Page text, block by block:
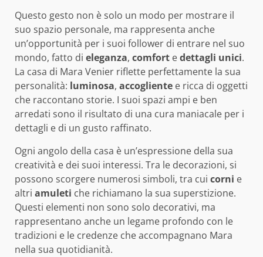
Questo gesto non è solo un modo per mostrare il
suo spazio personale, ma rappresenta anche
un’opportunità per i suoi follower di entrare nel suo
mondo, fatto di eleganza, comfort edettagli unici.
La casa di Mara Venier riflette perfettamente la sua
personalità: luminosa, accogliente e ricca di oggetti
che raccontano storie. I suoi spazi ampi e ben
arredati sono il risultato di una cura maniacale per i
dettagli e di un gusto raffinato.
Ogni angolo della casa è un’espressione della sua
creatività e dei suoi interessi. Tra le decorazioni, si
possono scorgere numerosi simboli, tra cui corni e
altri amuleti che richiamano la sua superstizione.
Questi elementi non sono solo decorativi, ma
rappresentano anche un legame profondo con le
tradizioni e le credenze che accompagnano Mara
nella sua quotidianità.